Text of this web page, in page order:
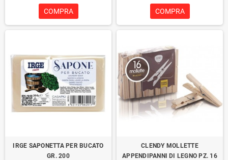
COMPRA COMPRA
IRGE SAPONETTA PER BUCATO
GR. 200
CLENDY MOLLETTE
APPENDIPANNI DI LEGNO PZ. 16